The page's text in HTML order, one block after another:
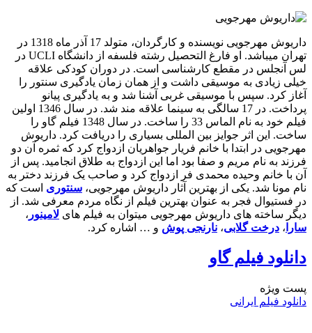
داریوش مهرجویی نویسنده و کارگردان، متولد 17 آذر ماه 1318 در
تهران میباشد. او فارغ التحصیل رشته فلسفه از دانشگاه UCLI در
لس آنجلس در مقطع کارشناسی است. در دوران کودکی علاقه
خیلی زیادی به موسیقی داشت و از همان زمان یادگیری سنتور را
آغاز کرد. سپس با موسیقی غربی آشنا شد و به یادگیری پیانو
پرداخت. در 17 سالگی به سینما علاقه مند شد. در سال 1346 اولین
فیلم خود به نام الماس 33 را ساخت. در سال 1348 فیلم گاو را
ساخت. این اثر جوایز بین المللی بسیاری را دریافت کرد. داریوش
مهرجویی در ابتدا با خانم فریار جواهریان ازدواج کرد که ثمره آن دو
فرزند به نام مریم و صفا بود اما این ازدواج به طلاق انجامید. پس از
آن با خانم وحیده محمدی فر ازدواج کرد و صاحب یک فرزند دختر به
نام مونا شد. یکی از بهترین آثار داریوش مهرجویی، سنتوری است که
در فستیوال فجر به عنوان بهترین فیلم از نگاه مردم معرفی شد. از
دیگر ساخته های داریوش مهرجویی میتوان به فیلم های لامینور ،
سارا ، درخت گلابی، نارنجی پوش و … اشاره کرد.
دانلود فیلم گاو
پست ويژه
دانلود فیلم ایرانی